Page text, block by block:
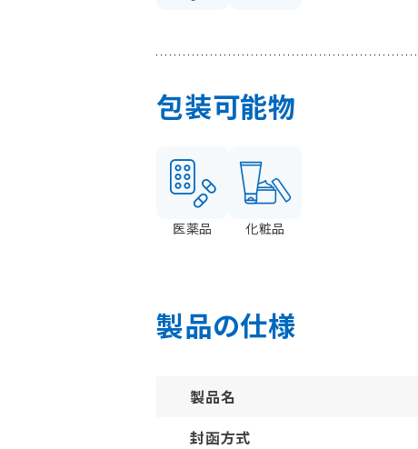
包装可能物
医薬品 化粧品
製品の仕様
製品名
封函方式